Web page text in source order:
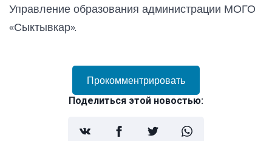
Управление образования администрации МОГО
«Сыктывкар».
Прокомментрировать
Поделиться этой новостью: